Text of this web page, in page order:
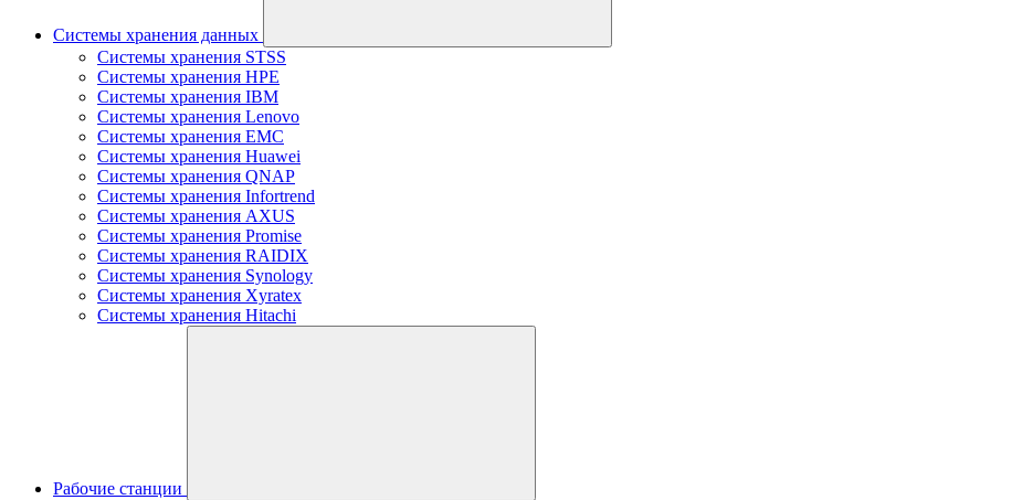
Системы хранения данных
Системы хранения STSS
Системы хранения HPE
Системы хранения IBM
Системы хранения Lenovo
Системы хранения EMC
Системы хранения Huawei
Системы хранения QNAP
Системы хранения Infortrend
Системы хранения AXUS
Системы хранения Promise
Системы хранения RAIDIX
Системы хранения Synology
Системы хранения Xyratex
Системы хранения Hitachi
Рабочие станции